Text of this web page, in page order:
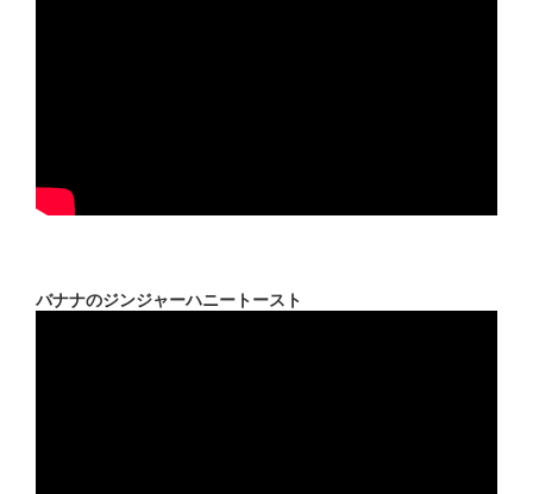
バナナのジンジャーハニートースト